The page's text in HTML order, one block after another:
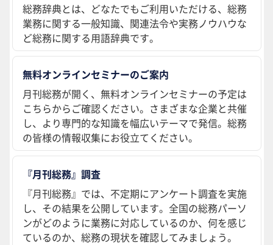
総務辞典とは、どなたでもご利用いただける、総務
業務に関する一般知識、関連法令や実務ノウハウな
ど総務に関する用語辞典です。
無料オンラインセミナーのご案内
月刊総務が開く、無料オンラインセミナーの予定は
こちらからご確認ください。さまざまな企業と共催
し、より専門的な知識を幅広いテーマで発信。総務
の皆様の情報収集にお役立てください。
『月刊総務』調査
『月刊総務』では、不定期にアンケート調査を実施
し、その結果を公開しています。全国の総務パーソ
ンがどのように業務に対応しているのか、何を感じ
ているのか、総務の現状を確認してみましょう。